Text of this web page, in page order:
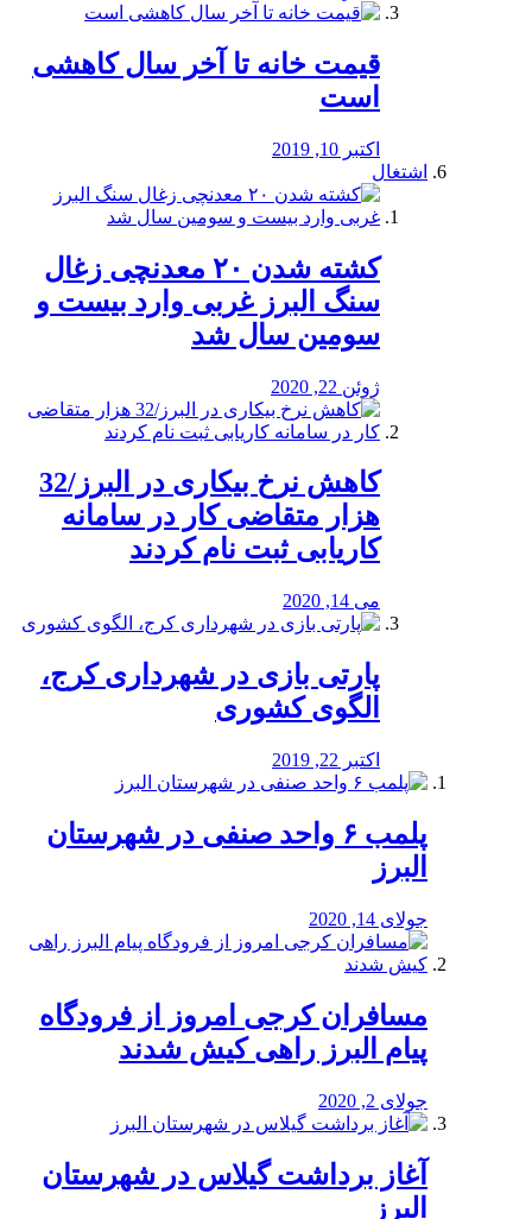
قیمت خانه تا آخر سال کاهشی
است
اکتبر 10, 2019
اشتغال
کشته شدن ۲۰ معدنچی زغال
سنگ البرز غربی وارد بیست و
سومین سال شد
ژوئن 22, 2020
کاهش نرخ بیکاری در البرز/32
هزار متقاضی کار در سامانه
کاریابی ثبت نام کردند
می 14, 2020
پارتی بازی در شهرداری کرج،
الگوی کشوری
اکتبر 22, 2019
پلمب ۶ واحد صنفی در شهرستان
البرز
جولای 14, 2020
مسافران کرجی امروز از فرودگاه
پیام البرز راهی کیش شدند
جولای 2, 2020
آغاز برداشت گیلاس در شهرستان
البرز